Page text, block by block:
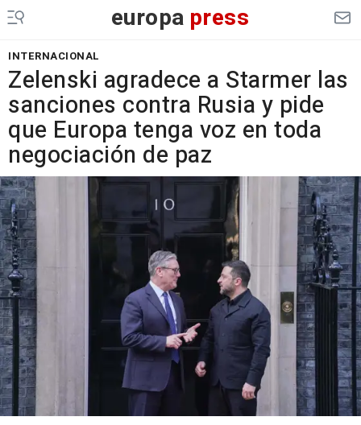
europa press
INTERNACIONAL
Zelenski agradece a Starmer las
sanciones contra Rusia y pide
que Europa tenga voz en toda
negociación de paz